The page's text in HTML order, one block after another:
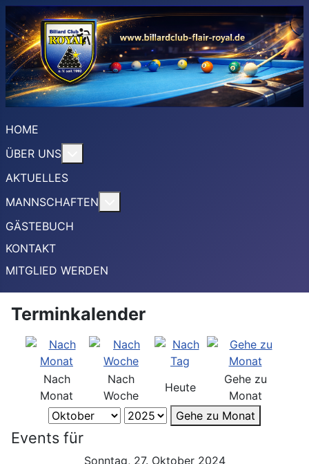
HOME
ÜBER UNS
AKTUELLES
MANNSCHAFTEN
GÄSTEBUCH
KONTAKT
MITGLIED WERDEN
Terminkalender
Nach
Monat
Nach
Woche
Heute
Gehe zu
Monat
Gehe zu Monat
Events für
Sonntag, 27. Oktober 2024